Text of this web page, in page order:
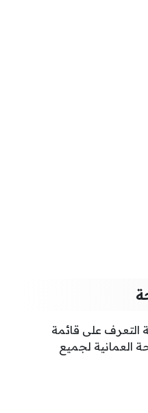
التعرف على قائمة
العمانية لجميع